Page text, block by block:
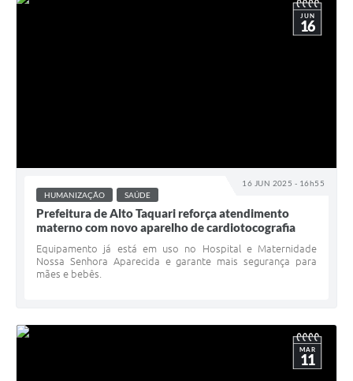
16 JUN 2025 - 16h55
JUN
16
HUMANIZAÇÃO SAÚDE
Prefeitura de Alto Taquari reforça atendimento
materno com novo aparelho de cardiotocografia
Equipamento já está em uso no Hospital e Maternidade
Nossa Senhora Aparecida e garante mais segurança para
mães e bebês.
MAR
11